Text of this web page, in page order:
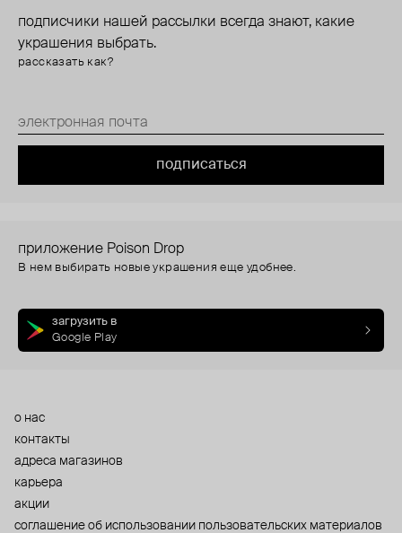
подписчики нашей рассылки всегда знают, какие
украшения выбрать.
рассказать как?
подписаться
приложение Poison Drop
В нем выбирать новые украшения еще удобнее.
загрузить в
Google Play
о нас
контакты
адреса магазинов
карьера
акции
cоглашение об использовании пользовательских материалов